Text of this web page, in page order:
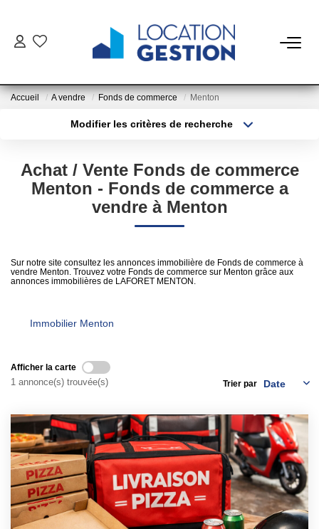
La Gestion Du Locataire
LOUER
ESTIMER
Contact
ESPACE CLIENT
Propriétaire
Locataire
Accueil A vendre Fonds de commerce Menton
Modifier les critères de recherche
Sélectionnez...
Type de bien
Surface min
Achat / Vente Fonds de commerce
Menton - Fonds de commerce a
vendre à Menton
Sur notre site consultez les annonces immobilière de Fonds de commerce à
vendre Menton. Trouvez votre Fonds de commerce sur Menton grâce aux
annonces immobilières de LAFORET MENTON.
Immobilier Menton
Afficher la carte
1 annonce(s) trouvée(s) Trier par